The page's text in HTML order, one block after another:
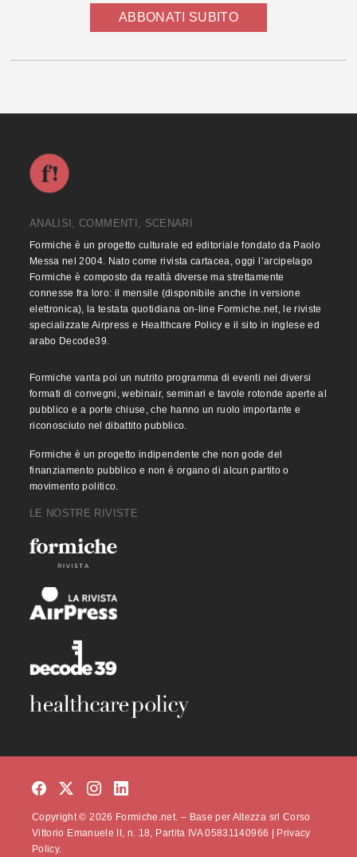
ABBONATI SUBITO
ANALISI, COMMENTI, SCENARI
Formiche è un progetto culturale ed editoriale fondato da Paolo
Messa nel 2004. Nato come rivista cartacea, oggi l’arcipelago
Formiche è composto da realtà diverse ma strettamente
connesse fra loro: il mensile (disponibile anche in versione
elettronica), la testata quotidiana on-line Formiche.net, le riviste
specializzate Airpress e Healthcare Policy e il sito in inglese ed
arabo Decode39.
Formiche vanta poi un nutrito programma di eventi nei diversi
formati di convegni, webinair, seminari e tavole rotonde aperte al
pubblico e a porte chiuse, che hanno un ruolo importante e
riconosciuto nel dibattito pubblico.
Formiche è un progetto indipendente che non gode del
finanziamento pubblico e non è organo di alcun partito o
movimento politico.
LE NOSTRE RIVISTE
Copyright © 2026 Formiche.net. – Base per Altezza srl Corso
Vittorio Emanuele II, n. 18, Partita IVA 05831140966 | Privacy
Policy.